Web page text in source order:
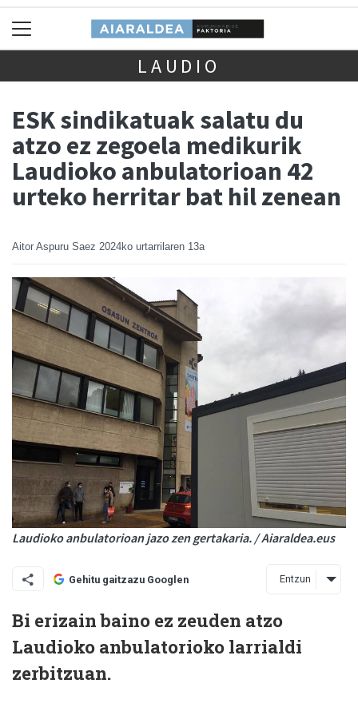
LAUDIO
ESK sindikatuak salatu du
atzo ez zegoela medikurik
Laudioko anbulatorioan 42
urteko herritar bat hil zenean
Aitor Aspuru Saez 2024ko urtarrilaren 13a
Laudioko anbulatorioan jazo zen gertakaria. / Aiaraldea.eus
Gehitu gaitzazu Googlen Entzun
Bi erizain baino ez zeuden atzo
Laudioko anbulatorioko larrialdi
zerbitzuan.